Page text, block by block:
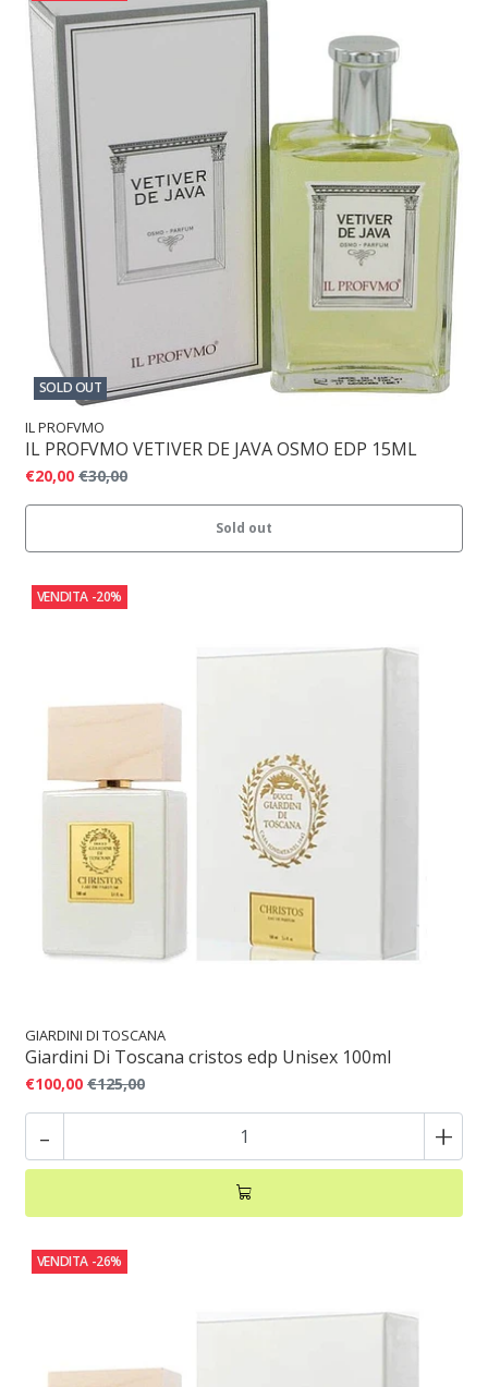
SOLD OUT
IL PROFVMO
IL PROFVMO VETIVER DE JAVA OSMO EDP 15ML
€20,00 €30,00
Sold out
VENDITA -20%
GIARDINI DI TOSCANA
Giardini Di Toscana cristos edp Unisex 100ml
€100,00 €125,00
- +
VENDITA -26%